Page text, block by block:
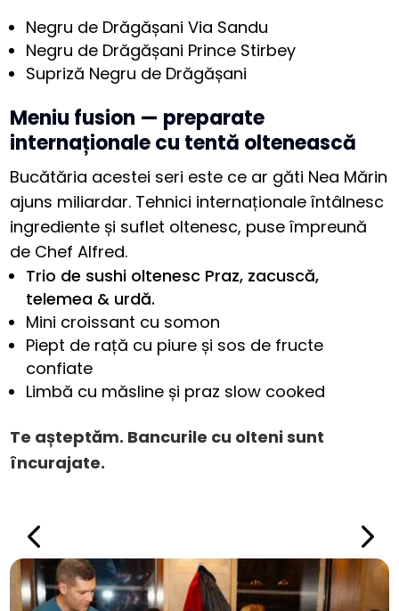
Negru de Drăgășani Via Sandu
Negru de Drăgășani Prince Stirbey
Supriză Negru de Drăgășani
Meniu fusion — preparate
internaționale cu tentă oltenească
Bucătăria acestei seri este ce ar găti Nea Mărin
ajuns miliardar. Tehnici internaționale întâlnesc
ingrediente și suflet oltenesc, puse împreună
de Chef Alfred.
Trio de sushi oltenesc Praz, zacuscă,
telemea & urdă.
Mini croissant cu somon
Piept de rață cu piure și sos de fructe
confiate
Limbă cu măsline și praz slow cooked
Te așteptăm. Bancurile cu olteni sunt
încurajate.